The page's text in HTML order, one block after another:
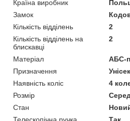
Країна виробник
Замок
Кількість відділень
2
Кількість відділень на
блискавці
2
Матеріал
АБС-
Призначення
Наявність коліс
4
Розмір
Стан
Телескопічна ручка
Так